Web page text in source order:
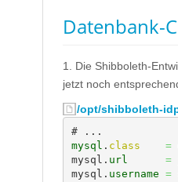
Datenbank-
1. Die Shibboleth-
jetzt noch
/opt/shibboleth-
mysql . class =
mysql. url =
mysql. username =